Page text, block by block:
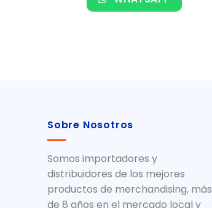
Sobre Nosotros
Somos importadores y
distribuidores de los mejores
productos de merchandising, más
de 8 años en el mercado local y